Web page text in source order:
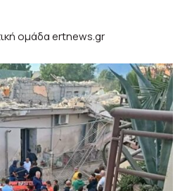
ομάδα ertnews.gr